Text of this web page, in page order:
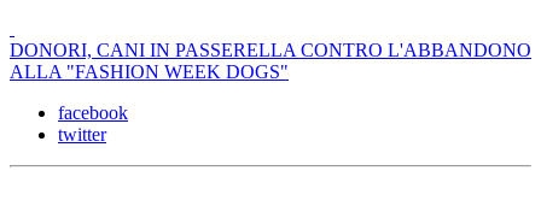
DONORI, CANI IN PASSERELLA CONTRO L'ABBANDONO
ALLA "FASHION WEEK DOGS"
facebook
twitter